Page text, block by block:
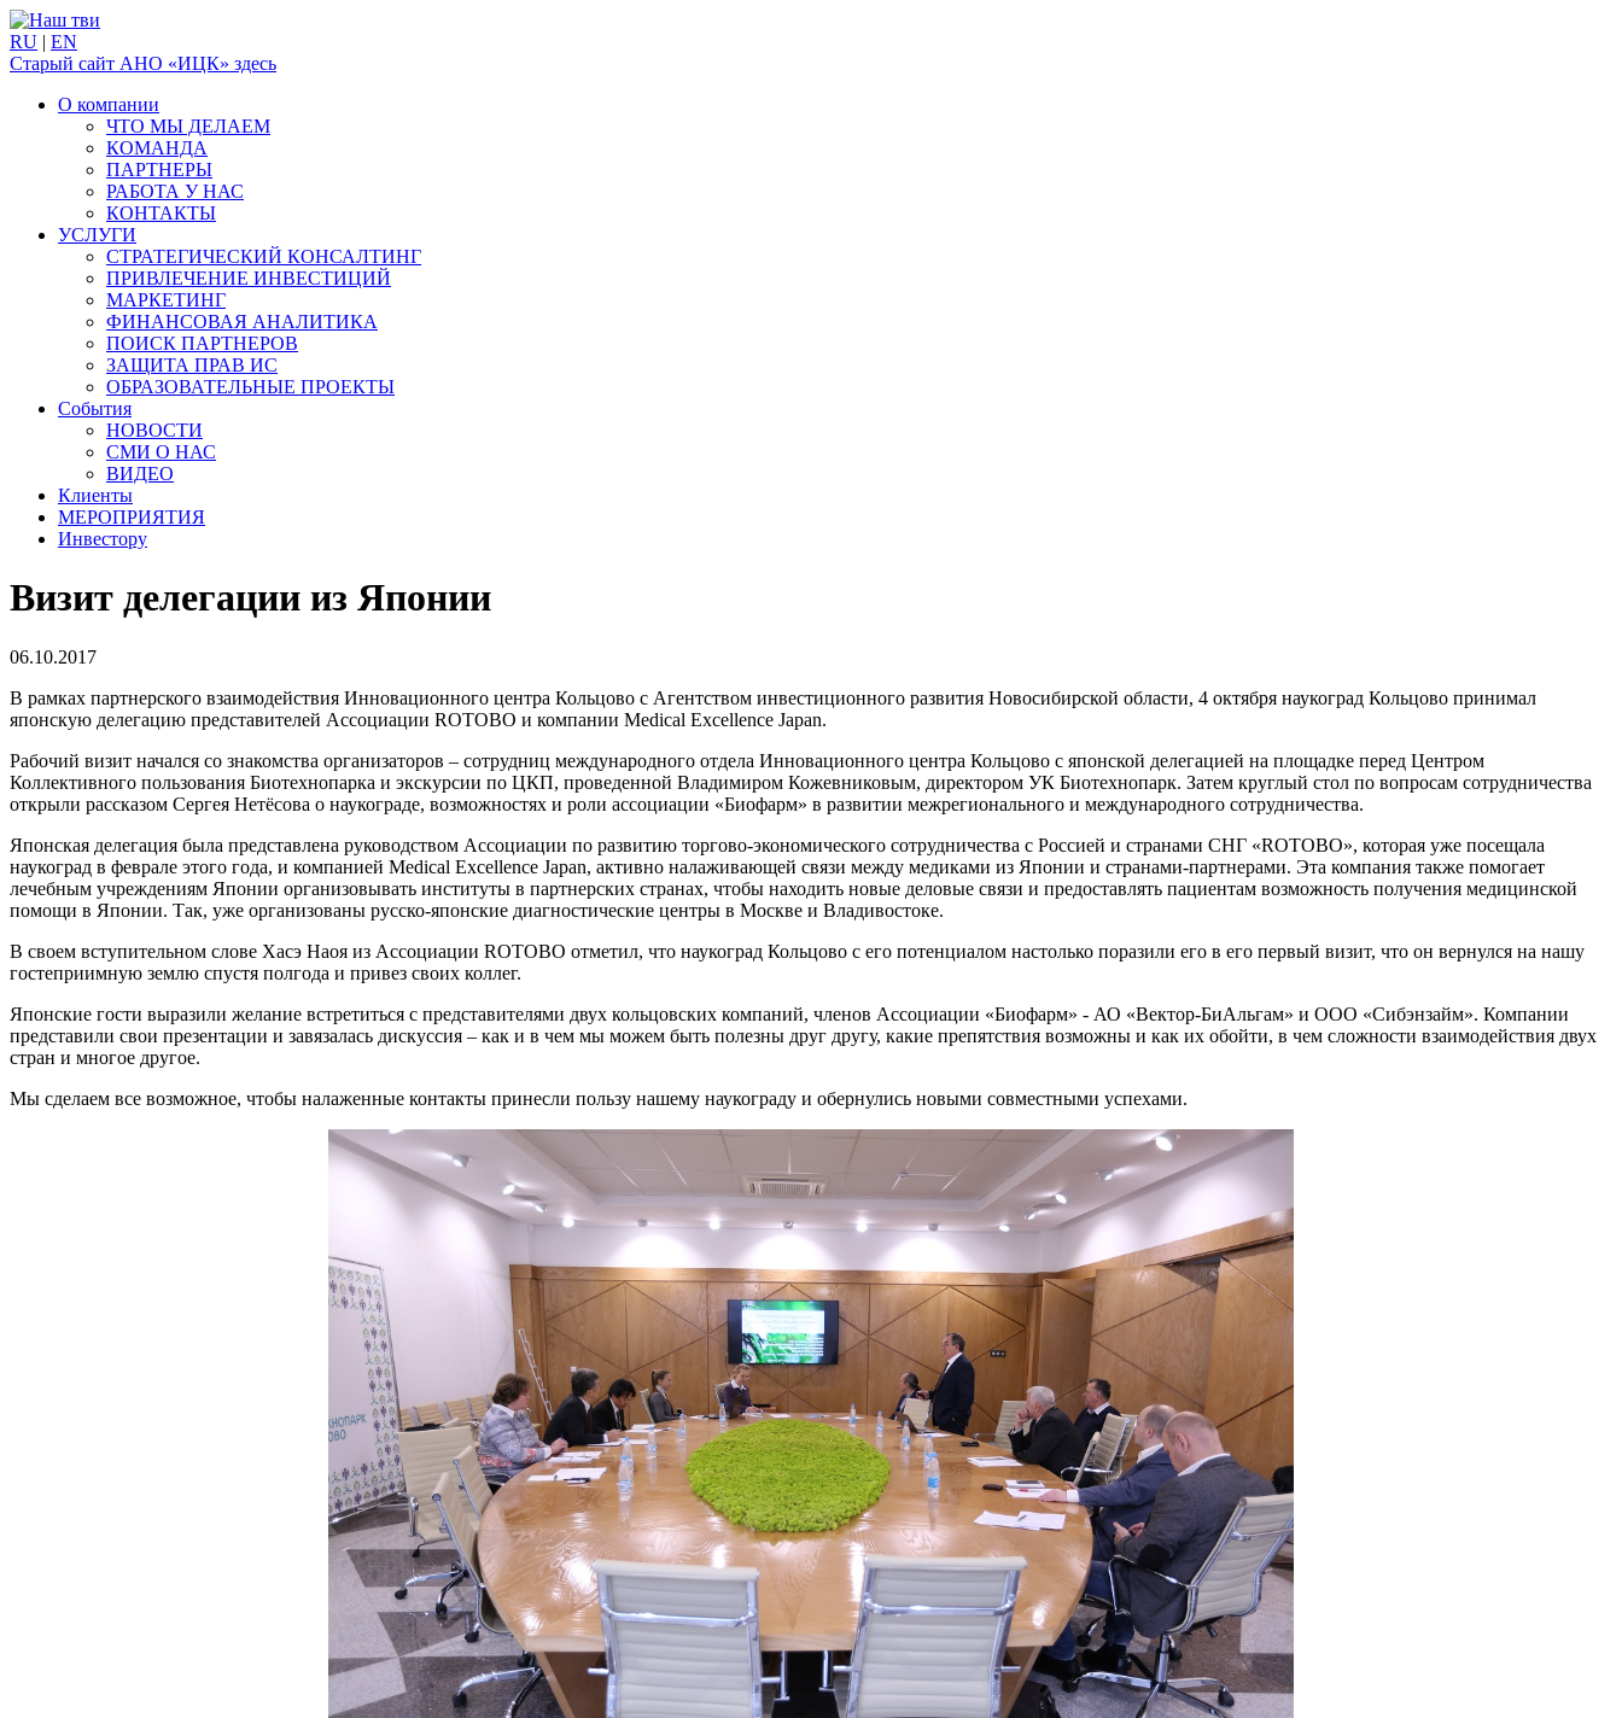
RU | EN
Старый сайт АНО «ИЦК» здесь
О компании
ЧТО МЫ ДЕЛАЕМ
КОМАНДА
ПАРТНЕРЫ
РАБОТА У НАС
КОНТАКТЫ
УСЛУГИ
СТРАТЕГИЧЕСКИЙ КОНСАЛТИНГ
ПРИВЛЕЧЕНИЕ ИНВЕСТИЦИЙ
МАРКЕТИНГ
ФИНАНСОВАЯ АНАЛИТИКА
ПОИСК ПАРТНЕРОВ
ЗАЩИТА ПРАВ ИС
ОБРАЗОВАТЕЛЬНЫЕ ПРОЕКТЫ
События
НОВОСТИ
СМИ О НАС
ВИДЕО
Клиенты
МЕРОПРИЯТИЯ
Инвестору
Визит делегации из Японии
06.10.2017
В рамках партнерского взаимодействия Инновационного центра Кольцово с Агентством инвестиционного развития Новосибирской области, 4 октября наукоград Кольцово принимал
японскую делегацию представителей Ассоциации ROTOBO и компании Medical Excellence Japan.
Рабочий визит начался со знакомства организаторов – сотрудниц международного отдела Инновационного центра Кольцово с японской делегацией на площадке перед Центром
Коллективного пользования Биотехнопарка и экскурсии по ЦКП, проведенной Владимиром Кожевниковым, директором УК Биотехнопарк. Затем круглый стол по вопросам сотрудничества
открыли рассказом Сергея Нетёсова о наукограде, возможностях и роли ассоциации «Биофарм» в развитии межрегионального и международного сотрудничества.
Японская делегация была представлена руководством Ассоциации по развитию торгово-экономического сотрудничества с Россией и странами СНГ «ROTOBO», которая уже посещала
наукоград в феврале этого года, и компанией Medical Excellence Japan, активно налаживающей связи между медиками из Японии и странами-партнерами. Эта компания также помогает
лечебным учреждениям Японии организовывать институты в партнерских странах, чтобы находить новые деловые связи и предоставлять пациентам возможность получения медицинской
помощи в Японии. Так, уже организованы русско-японские диагностические центры в Москве и Владивостоке.
В своем вступительном слове Хасэ Наоя из Ассоциации ROTOBO отметил, что наукоград Кольцово с его потенциалом настолько поразили его в его первый визит, что он вернулся на нашу
гостеприимную землю спустя полгода и привез своих коллег.
Японские гости выразили желание встретиться с представителями двух кольцовских компаний, членов Ассоциации «Биофарм» - АО «Вектор-БиАльгам» и ООО «Сибэнзайм». Компании
представили свои презентации и завязалась дискуссия – как и в чем мы можем быть полезны друг другу, какие препятствия возможны и как их обойти, в чем сложности взаимодействия двух
стран и многое другое.
Мы сделаем все возможное, чтобы налаженные контакты принесли пользу нашему наукограду и обернулись новыми совместными успехами.